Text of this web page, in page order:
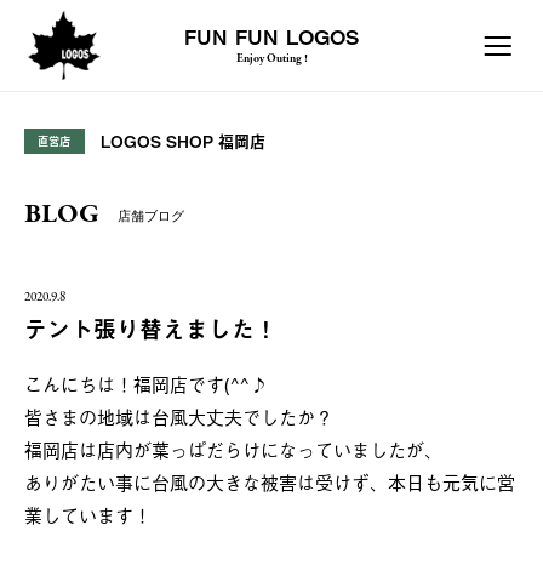
FUN FUN LOGOS
Enjoy Outing !
直営店 LOGOS SHOP 福岡店
BLOG 店舗ブログ
2020.9.8
テント張り替えました！
こんにちは！福岡店です(^^♪
皆さまの地域は台風大丈夫でしたか？
福岡店は店内が葉っぱだらけになっていましたが、
ありがたい事に台風の大きな被害は受けず、本日も元気に営
業しています！